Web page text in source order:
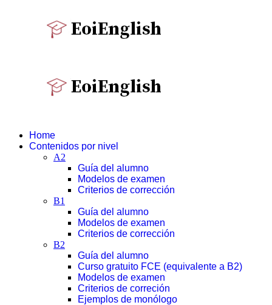
Home
Contenidos por nivel
A2
Guía del alumno
Modelos de examen
Criterios de corrección
B1
Guía del alumno
Modelos de examen
Criterios de corrección
B2
Guía del alumno
Curso gratuito FCE (equivalente a B2)
Modelos de examen
Criterios de correción
Ejemplos de monólogo